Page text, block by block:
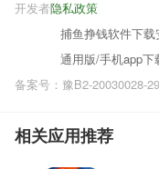
隐私政策
开发者
捕鱼挣钱软件下
通用版/手机app下
备案号：豫B2-20030028-29
相关应用推荐